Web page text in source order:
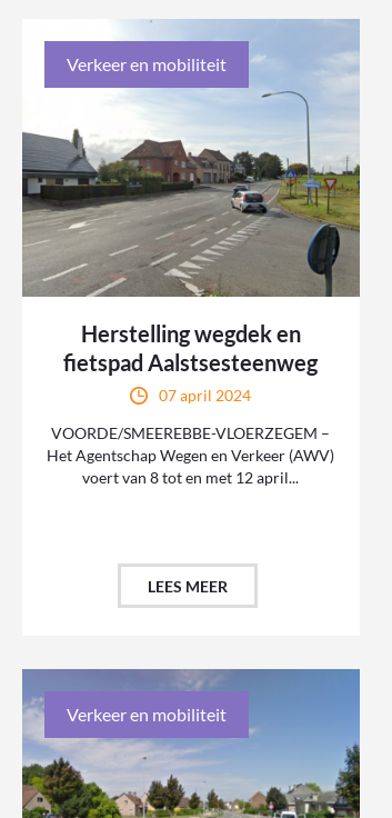
Verkeer en mobiliteit
Herstelling wegdek en
fietspad Aalstsesteenweg
07 april 2024
VOORDE/SMEEREBBE-VLOERZEGEM –
Het Agentschap Wegen en Verkeer (AWV)
voert van 8 tot en met 12 april...
LEES MEER
Verkeer en mobiliteit